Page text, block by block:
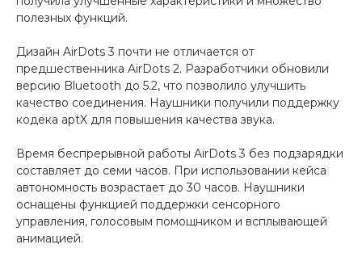
Оставшиеся75 % будут
списываться
по 25 % каждые 2 недели
Подробнее
25
Остались вопросы?
полезных функций.
Дизайн AirDots 3 почти не отличается от
предшественника AirDots 2. Разработчики обновили
версию Bluetooth до 5.2, что позволило улучшить
качество соединения. Наушники получили поддержку
кодека aptX для повышения качества звука.
Время беспрерывной работы AirDots 3 без подзарядки
составляет до семи часов. При использовании кейса
автономность возрастает до 30 часов. Наушники
оснащены функцией поддержки сенсорного
управления, голосовым помощником и всплывающей
анимацией.